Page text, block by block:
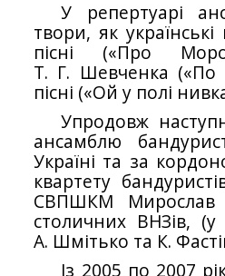
У репертуарі
твори, як
пісні («Про
Т. Г. Шевченка («По
пісні («Ой у полі
Упродовж
ансамблю
Україні та за
квартету
СВПШКМ Мирослав
столичних ВНЗів,
А. Шмітько та К.
Із 2005 по 2007